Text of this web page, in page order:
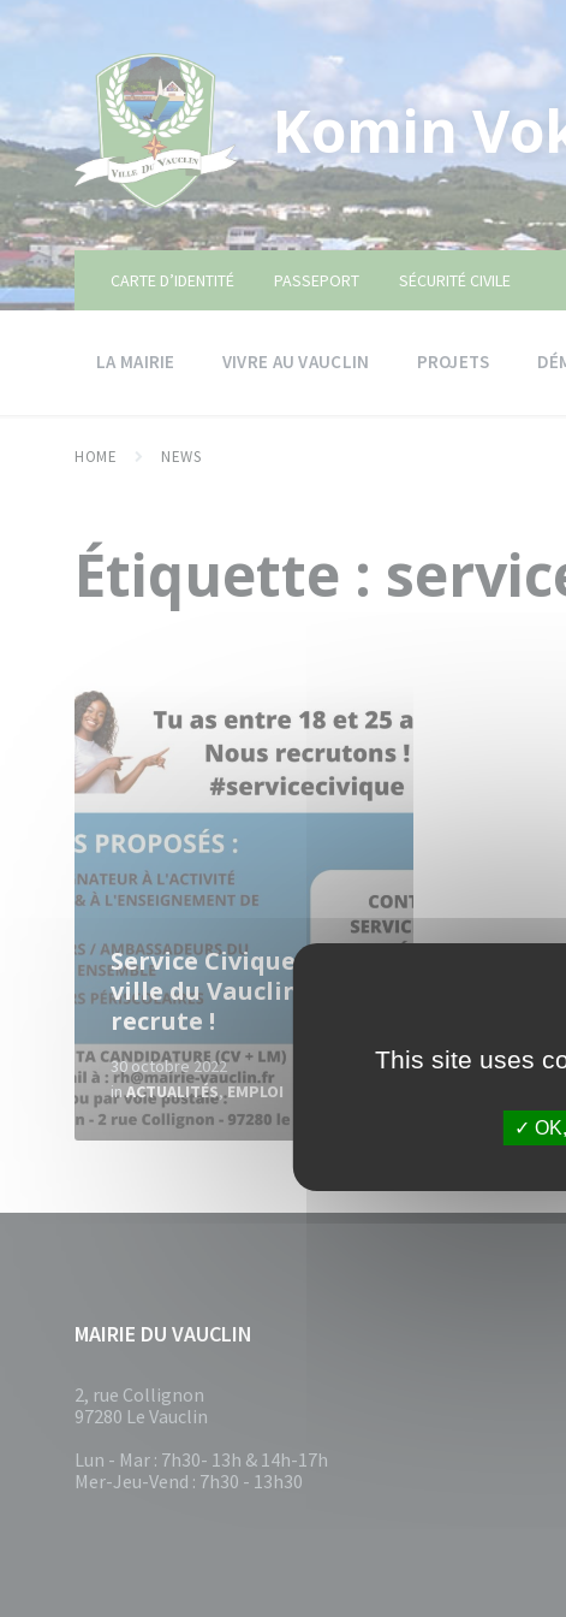
Komin
CARTE D’IDENTITÉ PASSEPORT SÉCURITÉ CIVILE
LA MAIRIE VIVRE AU VAUCLIN PROJETS
HOME NEWS
Étiquette :
Service Civique : la
ville du Vauclin
recrute !
30 octobre 2022
inACTUALITÉS,EMPLOI
Read
More
MAIRIE DU VAUCLIN
2, rue Collignon
97280 Le Vauclin
Lun - Mar : 7h30- 13h & 14h-17h
Mer-Jeu-Vend : 7h30 - 13h30
This site uses